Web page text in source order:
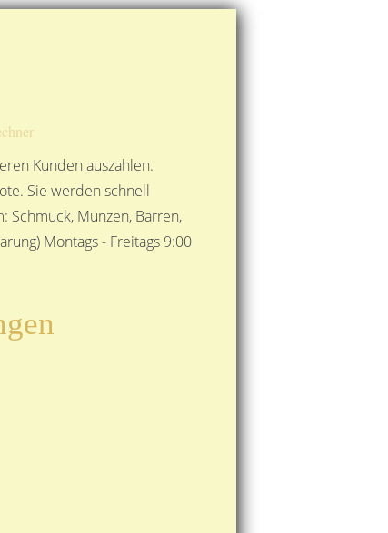
Kunden auszahlen.
Sie werden schnell
Münzen, Barren,
Montags - Freitags 9:00